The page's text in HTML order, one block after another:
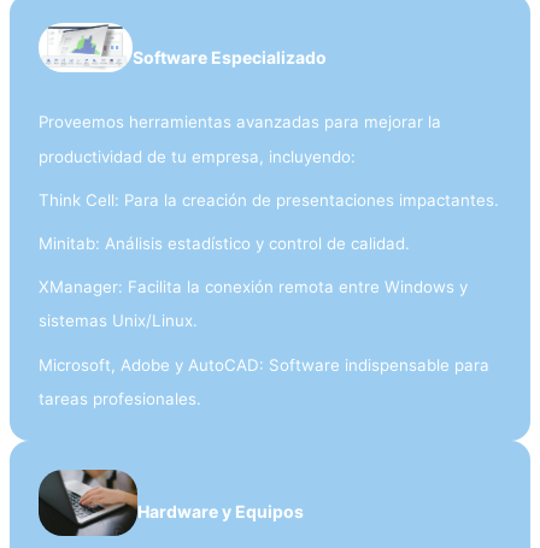
Software Especializado
Proveemos herramientas avanzadas para mejorar la
productividad de tu empresa, incluyendo:
Think Cell: Para la creación de presentaciones impactantes.
Minitab: Análisis estadístico y control de calidad.
XManager: Facilita la conexión remota entre Windows y
sistemas Unix/Linux.
Microsoft, Adobe y AutoCAD: Software indispensable para
tareas profesionales.
Hardware y Equipos